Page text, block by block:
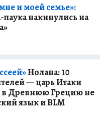
и моей семье»:
накинулись на
Нолана: 10
— царь Итаки
в Древнюю Грецию не
язык и BLM